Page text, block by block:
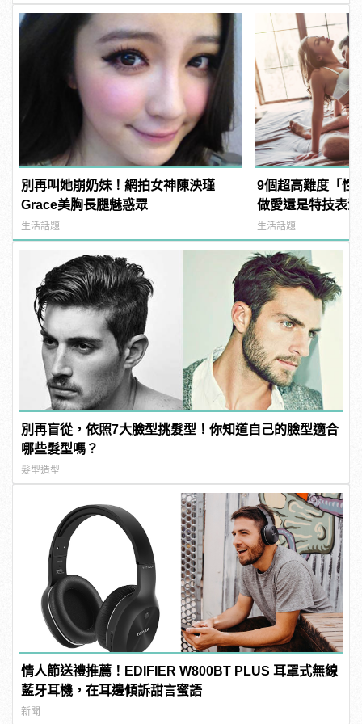
別再叫她崩奶妹！網拍女神陳泱瑾
Grace美胸長腿魅惑眾
生活話題
9個超高難度「性
做愛還是特技表
樣變型男
生活話題
別再盲從，依照7大臉型挑髮型！你知道自己的臉型適合
哪些髮型嗎？
髮型造型
情人節送禮推薦！EDIFIER W800BT PLUS 耳罩式無線
藍牙耳機，在耳邊傾訴甜言蜜語
新聞